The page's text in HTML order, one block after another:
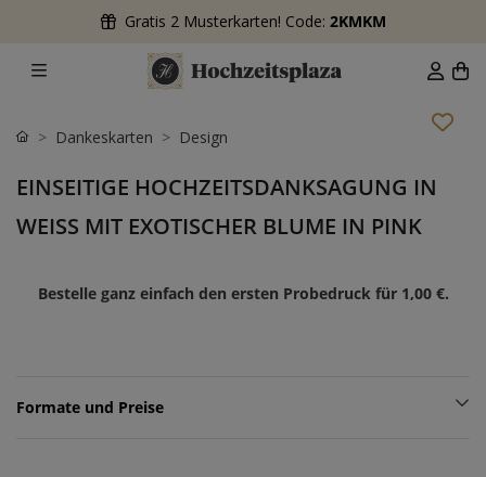
Gratis 2 Musterkarten! Code: 2KMKM
Dankeskarten Design
EINSEITIGE HOCHZEITSDANKSAGUNG IN
WEISS MIT EXOTISCHER BLUME IN PINK
Bestelle ganz einfach den ersten Probedruck für 1,00 €.
Formate und Preise